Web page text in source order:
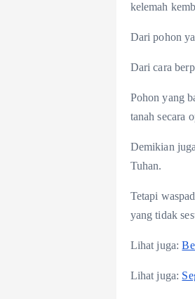
kelemah
Dari pohon
Dari cara
Pohon yang
tanah secara
Demikian
Tuhan.
Tetapi
yang tidak
Lihat juga:
Lihat juga: